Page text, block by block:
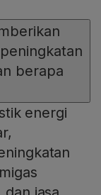
berapa
energi